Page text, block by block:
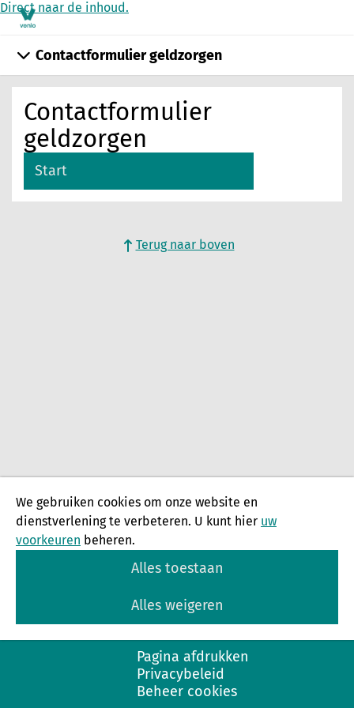
Direct naar de inhoud.
Contactformulier
geldzorgen
Start
Contactformulier geldzorgen
Terug naar boven
We gebruiken cookies om onze website en
dienstverlening te verbeteren. U kunt hier uw
voorkeuren beheren.
Alles toestaan
Alles weigeren
Pagina afdrukken
Privacybeleid
Beheer cookies